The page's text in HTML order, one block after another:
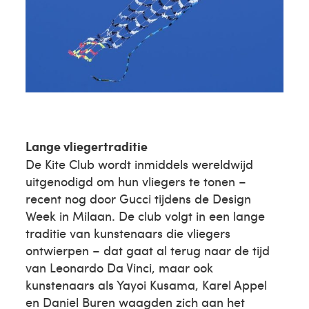
Lange vliegertraditie
De Kite Club wordt inmiddels wereldwijd
uitgenodigd om hun vliegers te tonen –
recent nog door Gucci tijdens de Design
Week in Milaan. De club volgt in een lange
traditie van kunstenaars die vliegers
ontwierpen – dat gaat al terug naar de tijd
van Leonardo Da Vinci, maar ook
kunstenaars als Yayoi Kusama, Karel Appel
en Daniel Buren waagden zich aan het